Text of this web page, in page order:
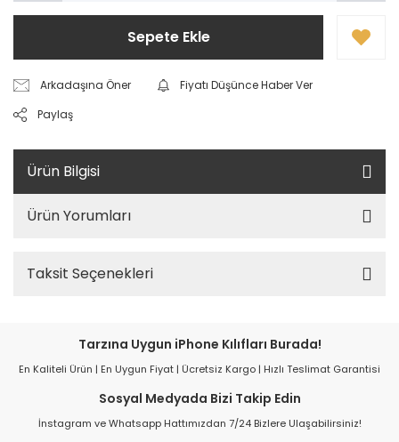
Sepete Ekle
Arkadaşına Öner
Fiyatı Düşünce Haber Ver
Paylaş
Ürün Bilgisi
Ürün Yorumları
Taksit Seçenekleri
Tarzına Uygun iPhone Kılıfları Burada!
En Kaliteli Ürün | En Uygun Fiyat | Ücretsiz Kargo | Hızlı Teslimat Garantisi
Sosyal Medyada Bizi Takip Edin
İnstagram ve Whatsapp Hattımızdan 7/24 Bizlere Ulaşabilirsiniz!